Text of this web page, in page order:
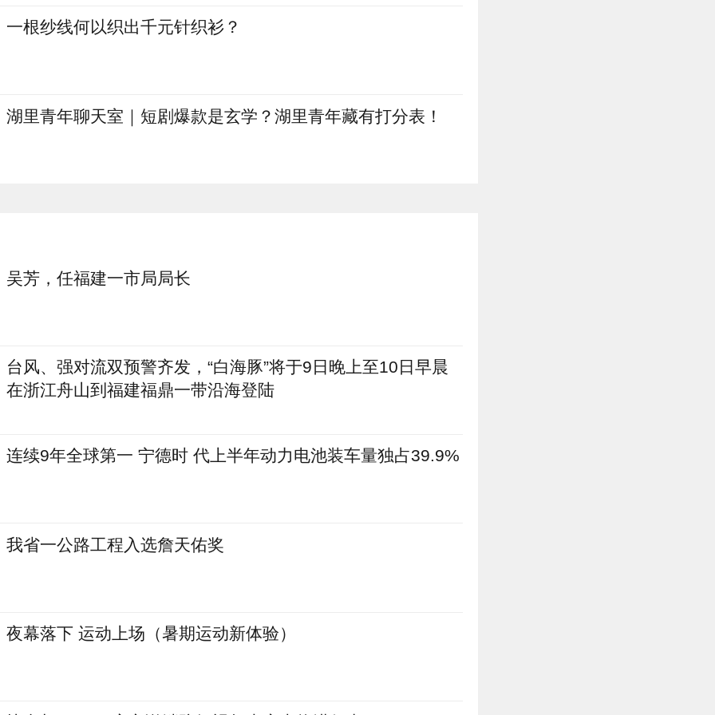
一根纱线何以织出千元针织衫？
湖里青年聊天室｜短剧爆款是玄学？湖里青年藏有打分表！
吴芳，任福建一市局局长
台风、强对流双预警齐发，“白海豚”将于9日晚上至10日早晨
在浙江舟山到福建福鼎一带沿海登陆
连续9年全球第一 宁德时 代上半年动力电池装车量独占39.9%
我省一公路工程入选詹天佑奖
夜幕落下 运动上场（暑期运动新体验）